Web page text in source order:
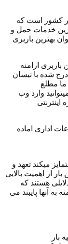
در کشور است که
خدمات حمل و
بهترین باربری
باربری ارامنه
شده با نیسان
ما مطلع
وارد وب
اداری اماده
میکند تعهد و
از اهمیت بالایی
هستند که
به آنها پایبند می
بار